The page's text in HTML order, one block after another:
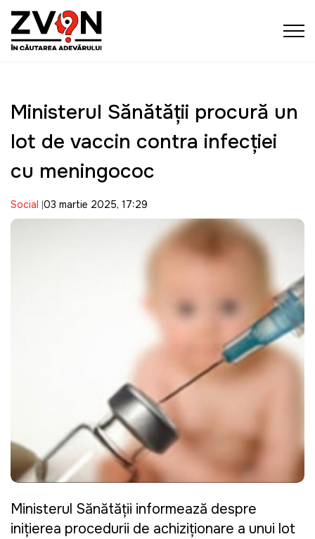
Ministerul Sănătăţii procură un
lot de vaccin contra infecției
cu meningococ
Social 03 martie 2025, 17:29
Ministerul Sănătății informează despre
inițierea procedurii de achiziționare a unui lot